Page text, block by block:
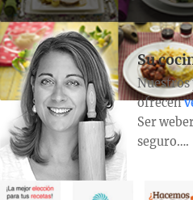
Su
Nuestros
ofrecen
Ser
seguro….